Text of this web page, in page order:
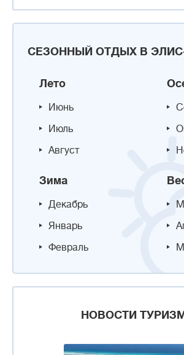
СЕЗОННЫЙ ОТДЫХ В
Лето
Июнь
Июль
Август
Зима
Декабрь
Январь
Февраль
НОВОСТИ